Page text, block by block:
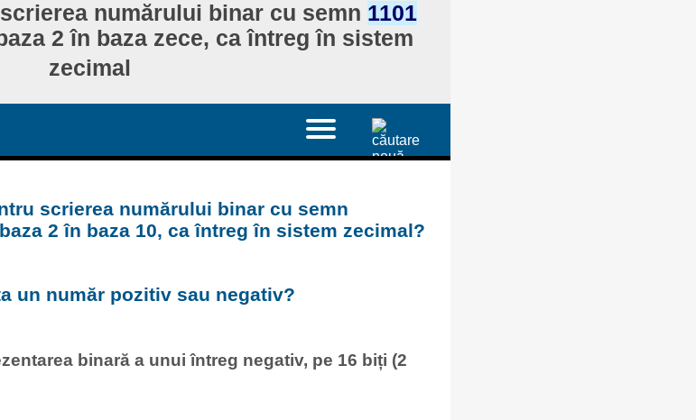
numărului binar cu semn 1101
2 în baza zece, ca întreg în sistem
zecimal
scrierea numărului binar cu semn
2 în baza 10, ca întreg în sistem zecimal?
un număr pozitiv sau negativ?
binară a unui întreg negativ, pe 16 biți (2